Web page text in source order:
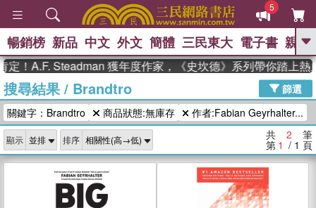
5
GO
高希均教授回憶錄
、 The Odyssey 、 父親節 、 如果歷
史是一群喵 、 暑期推薦 、 國際布克
獎 臺灣漫遊錄 、 方念華 、 台灣的李
登輝時代
數學女孩：黎曼猜想 、
偉大的迷走神經
暢銷榜 新品 中文 外文 簡體 三民東大 電子書 親子
！A.F. Steadman 獲年度作家，《史坎德》系列帶你踏上熱
搜尋結果/ Brandtro
篩選
關鍵字：Brandtro
商品狀態:無庫存 作者:Fabian Geyrhalter...
顯示 排序 共 2 筆
第 1 / 1 頁